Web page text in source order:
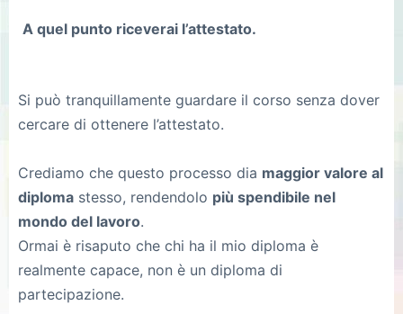
A quel punto riceverai l’attestato.
Si può tranquillamente guardare il corso senza dover
cercare di ottenere l’attestato.
Crediamo che questo processo dia maggior valore al
diploma stesso, rendendolo più spendibile nel
mondo del lavoro.
Ormai è risaputo che chi ha il mio diploma è
realmente capace, non è un diploma di
partecipazione.